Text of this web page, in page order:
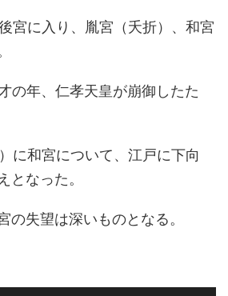
宮に入り、胤宮（夭折）、和宮
の年、仁孝天皇が崩御したた
に和宮について、江戸に下向
となった。
の失望は深いものとなる。